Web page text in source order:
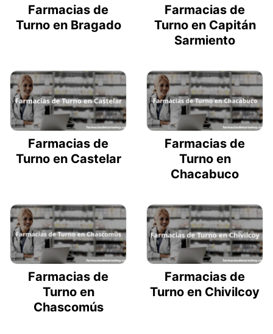
Farmacias de
Turno en Bragado
Farmacias de
Turno en Capitán
Sarmiento
Farmacias de
Turno en Castelar
Farmacias de
Turno en
Chacabuco
Farmacias de
Turno en
Chascomús
Farmacias de
Turno en Chivilcoy